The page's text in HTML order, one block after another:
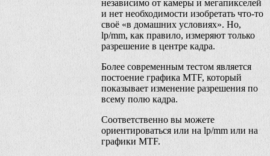
независимо от камеры и мегапикселей
и нет необходимости изобретать что-то
своё «в домашних условиях». Но,
lp/mm, как правило, измеряют только
разрешение в центре кадра.
Более современным тестом является
постоение графика MTF, который
показывает изменение разрешения по
всему полю кадра.
Соответственно вы можете
ориентироваться или на lp/mm или на
графики MTF.